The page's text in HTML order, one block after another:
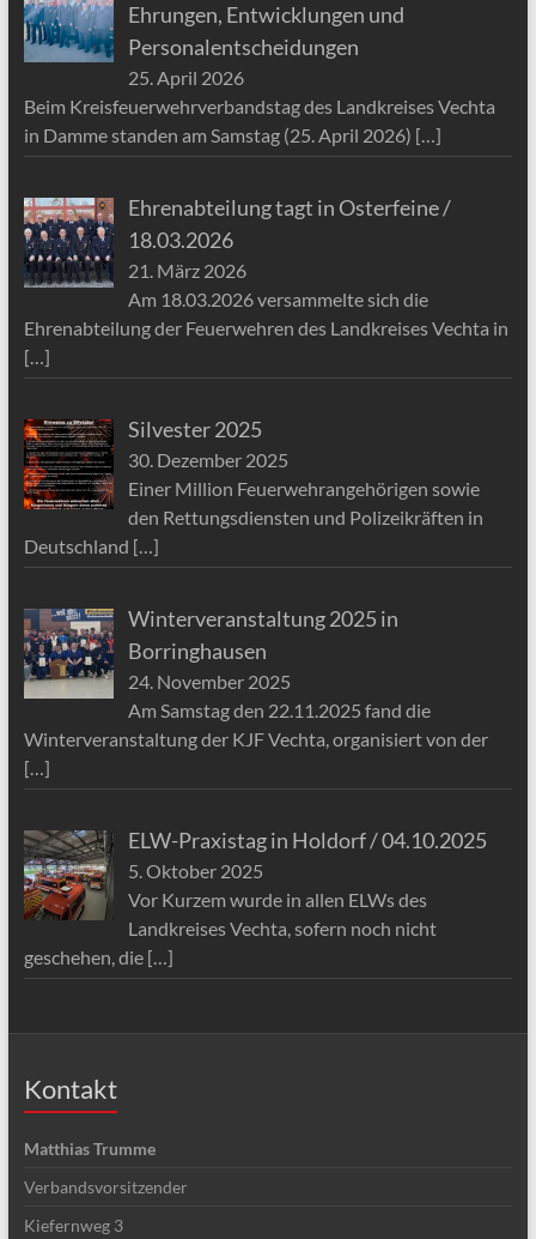
Ehrungen, Entwicklungen und
Personalentscheidungen
25. April 2026
Beim Kreisfeuerwehrverbandstag des Landkreises Vechta
in Damme standen am Samstag (25. April 2026) […]
Ehrenabteilung tagt in Osterfeine /
18.03.2026
21. März 2026
Am 18.03.2026 versammelte sich die
Ehrenabteilung der Feuerwehren des Landkreises Vechta in
[…]
Silvester 2025
30. Dezember 2025
Einer Million Feuerwehrangehörigen sowie
den Rettungsdiensten und Polizeikräften in
Deutschland […]
Winterveranstaltung 2025 in
Borringhausen
24. November 2025
Am Samstag den 22.11.2025 fand die
Winterveranstaltung der KJF Vechta, organisiert von der
[…]
ELW-Praxistag in Holdorf / 04.10.2025
5. Oktober 2025
Vor Kurzem wurde in allen ELWs des
Landkreises Vechta, sofern noch nicht
geschehen, die […]
Kontakt
Matthias Trumme
Verbandsvorsitzender
Kiefernweg 3